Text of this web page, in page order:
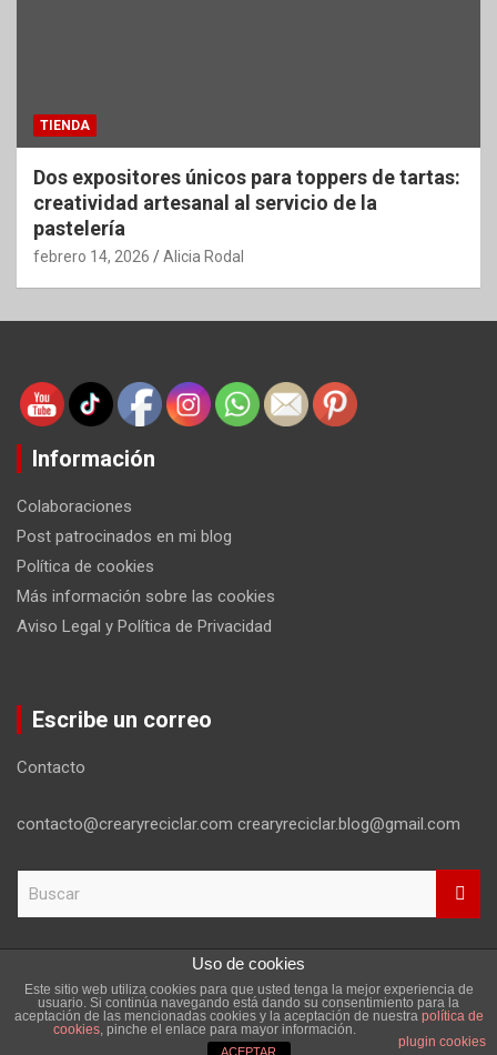
TIENDA
Dos expositores únicos para toppers de tartas:
creatividad artesanal al servicio de la
pastelería
febrero 14, 2026 Alicia Rodal
Información
Colaboraciones
Post patrocinados en mi blog
Política de cookies
Más información sobre las cookies
Aviso Legal y Política de Privacidad
Escribe un correo
Contacto
contacto@crearyreciclar.com crearyreciclar.blog@gmail.com
c
Copyright ©2026
Aviso Legal y Política de Privacidad
Tema por:Theme Horse Funciona gracias a:
Uso de cookies
Este sitio web utiliza cookies para que usted tenga la mejor experiencia de
usuario. Si continúa navegando está dando su consentimiento para la
aceptación de las mencionadas cookies y la aceptación de nuestra política de
cookies, pinche el enlace para mayor información.
plugin cookies
ACEPTAR